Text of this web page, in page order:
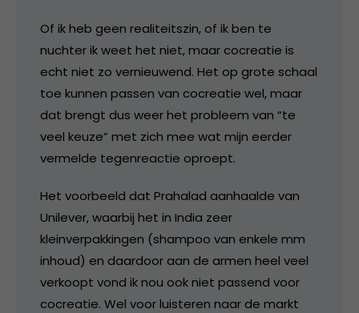
Of ik heb geen realiteitszin, of ik ben te
nuchter ik weet het niet, maar cocreatie is
echt niet zo vernieuwend. Het op grote schaal
toe kunnen passen van cocreatie wel, maar
dat brengt dus weer het probleem van “te
veel keuze” met zich mee wat mijn eerder
vermelde tegenreactie oproept.
Het voorbeeld dat Prahalad aanhaalde van
Unilever, waarbij het in India zeer
kleinverpakkingen (shampoo van enkele mm
inhoud) en daardoor aan de armen heel veel
verkoopt vond ik nou ook niet passend voor
cocreatie. Wel voor luisteren naar de markt